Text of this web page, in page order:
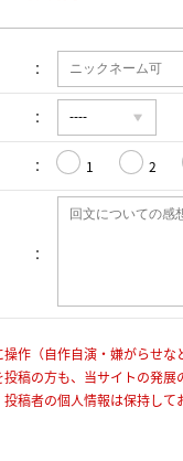
1 2
作（自作自演・嫌がらせな
稿の方も、当サイトの発展
稿者の個人情報は保持して